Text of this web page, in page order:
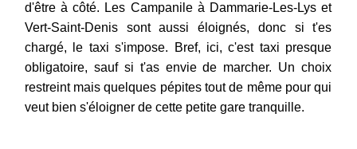
d'être à côté. Les Campanile à Dammarie-Les-Lys et
Vert-Saint-Denis sont aussi éloignés, donc si t'es
chargé, le taxi s'impose. Bref, ici, c'est taxi presque
obligatoire, sauf si t'as envie de marcher. Un choix
restreint mais quelques pépites tout de même pour qui
veut bien s'éloigner de cette petite gare tranquille.